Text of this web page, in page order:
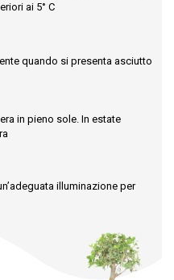
ai 5° C
quando si presenta asciutto
in pieno sole. In estate
illuminazione per